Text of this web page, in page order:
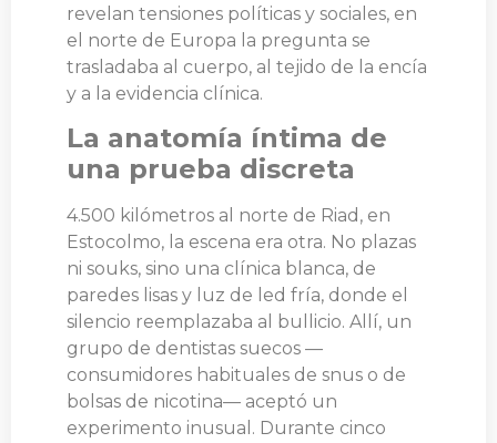
revelan tensiones políticas y sociales, en
el norte de Europa la pregunta se
trasladaba al cuerpo, al tejido de la encía
y a la evidencia clínica.
La anatomía íntima de
una prueba discreta
4.500 kilómetros al norte de Riad, en
Estocolmo, la escena era otra. No plazas
ni souks, sino una clínica blanca, de
paredes lisas y luz de led fría, donde el
silencio reemplazaba al bullicio. Allí, un
grupo de dentistas suecos —
consumidores habituales de snus o de
bolsas de nicotina— aceptó un
experimento inusual. Durante cinco